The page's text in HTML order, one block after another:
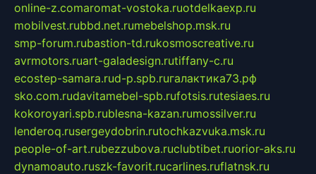
online-z.comaromat-vostoka.ruotdelkaexp.ru
mobilvest.rubbd.net.rumebelshop.msk.ru
smp-forum.rubastion-td.rukosmoscreative.ru
avrmotors.ruart-galadesign.rutiffany-c.ru
ecostep-samara.rud-p.spb.ruгалактика73.рф
sko.com.rudavitamebel-spb.rufotsis.rutesiaes.ru
kokoroyari.spb.rublesna-kazan.rumossilver.ru
lenderoq.rusergeydobrin.rutochkazvuka.msk.ru
people-of-art.rubezzubova.ruclubtibet.ruorior-aks.ru
dynamoauto.ruszk-favorit.rucarlines.ruflatnsk.ru